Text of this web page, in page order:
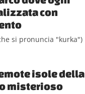
con
si pronuncia "kurka")
isole della
misterioso